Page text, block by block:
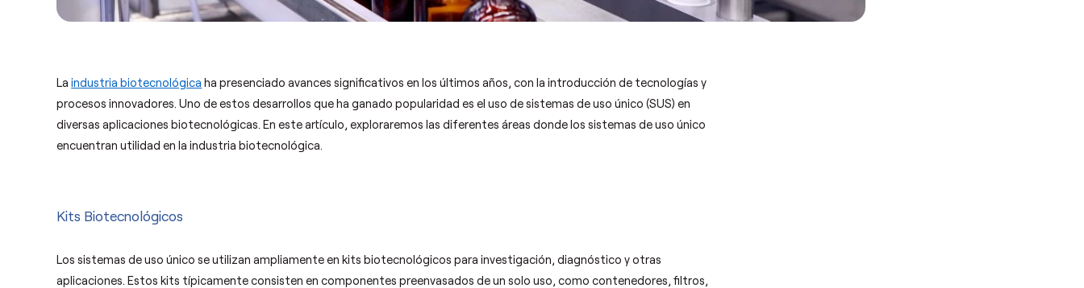
Laindustria biotecnológica ha presenciado avances significativos en los últimos años, con la introducción de tecnologías y
procesos innovadores. Uno de estos desarrollos que ha ganado popularidad es el uso de sistemas de uso único (SUS) en
diversas aplicaciones biotecnológicas. En este artículo, exploraremos las diferentes áreas donde los sistemas de uso único
encuentran utilidad en la industria biotecnológica.
Kits Biotecnológicos
Los sistemas de uso único se utilizan ampliamente en kits biotecnológicos para investigación, diagnóstico y otras
aplicaciones. Estos kits típicamente consisten en componentes preenvasados de un solo uso, como contenedores, filtros,